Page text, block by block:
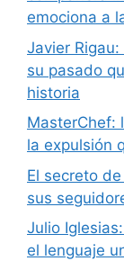
emociona a
Javier
su pasado
historia
MasterChef:
la expulsión
El secreto
sus
Julio
el lenguaje